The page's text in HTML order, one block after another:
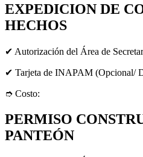
EXPEDICION DE
HECHOS
✔ Autorización del Área de
✔ Tarjeta de INAPAM (Opcional/
➮ Costo:
PERMISO
PANTEÓN